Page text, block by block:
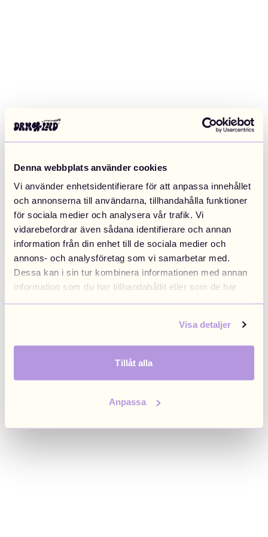
Denna webbplats använder cookies
Vi använder enhetsidentifierare för att anpassa innehållet
och annonserna till användarna, tillhandahålla funktioner
för sociala medier och analysera vår trafik. Vi
vidarebefordrar även sådana identifierare och annan
information från din enhet till de sociala medier och
annons- och analysföretag som vi samarbetar med.
Dessa kan i sin tur kombinera informationen med annan
information som du har tillhandahållit eller som de har
samlat in när du har använt deras tjänster.
Visa detaljer
Tillåt alla
Anpassa
Application error: a client-side exception has occurred (see the
browser console for more information).